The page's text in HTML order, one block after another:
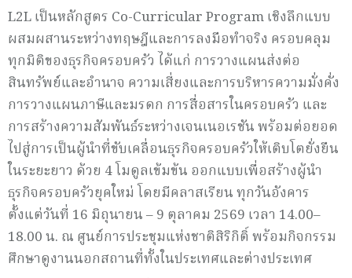
L2L เป็นหลักสูตร Co-Curricular Program เชิงลึกแบบ
ผสมผสานระหว่างทฤษฎีและการลงมือทำจริง ครอบคลุม
ทุกมิติของธุรกิจครอบครัว ได้แก่ การวางแผนส่งต่อ
สินทรัพย์และอำนาจ ความเสี่ยงและการบริหารความมั่งคั่ง
การวางแผนภาษีและมรดก การสื่อสารในครอบครัว และ
การสร้างความสัมพันธ์ระหว่างเจนเนอเรชัน พร้อมต่อยอด
ไปสู่การเป็นผู้นำที่ขับเคลื่อนธุรกิจครอบครัวให้เติบโตยั่งยืน
ในระยะยาว ด้วย 4 โมดูลเข้มข้น ออกแบบเพื่อสร้างผู้นำ
ธุรกิจครอบครัวยุคใหม่ โดยมีคลาสเรียน ทุกวันอังคาร
ตั้งแต่วันที่ 16 มิถุนายน – 9 ตุลาคม 2569 เวลา 14.00–
18.00 น. ณ ศูนย์การประชุมแห่งชาติสิริกิติ์ พร้อมกิจกรรม
ศึกษาดูงานนอกสถานที่ทั้งในประเทศและต่างประเทศ